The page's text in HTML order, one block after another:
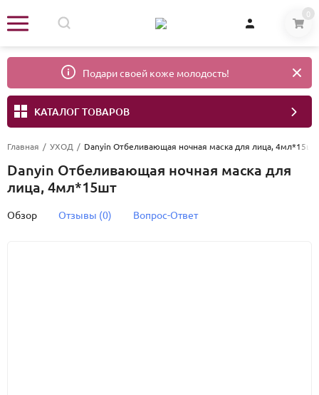
0
Подари своей коже молодость!
КАТАЛОГ ТОВАРОВ
Главная / УХОД / Danyin Отбеливающая ночная маска для лица, 4мл*15шт
Danyin Отбеливающая ночная маска для
лица, 4мл*15шт
Обзор Отзывы (0) Вопрос-Ответ